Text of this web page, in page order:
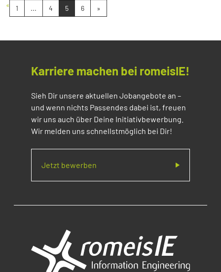
« 1 ... 4 5 6 »
Karriere machen bei romeisIE!
Sieh Dir unsere aktuellen Jobangebote an –
und wenn nichts Passendes dabei ist, freuen
wir uns auch über Deine Initiativbewerbung.
Wir melden uns schnellstmöglich bei Dir!
Jetzt bewerben